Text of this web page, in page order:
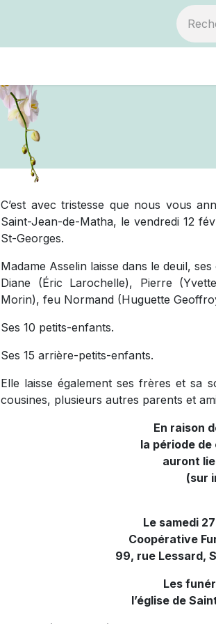
C’est avec tristesse que nous vous
Saint-Jean-de-Matha, le vendredi 12
St-Georges.
Madame Asselin laisse dans le deuil,
Diane (Éric Larochelle), Pierre
Morin), feu Normand (Huguette
Ses 10 petits-enfants.
Ses 15 arrière-petits-enfants.
Elle laisse également ses frères et
cousines, plusieurs autres parents et
En raison
la période
auront
(sur
Le samedi
Coopérative
99, rue Lessard,
Les
l’église de